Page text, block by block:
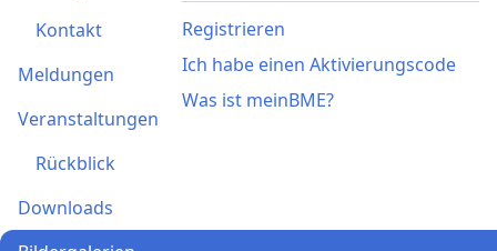
Registrieren
Ich habe einen Aktivierungscode
Was ist meinBME?
Kontakt
Meldungen
Veranstaltungen
Rückblick
Downloads